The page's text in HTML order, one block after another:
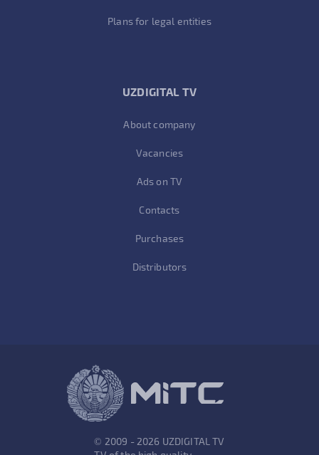
Plans for legal entities
UZDIGITAL TV
About company
Vacancies
Ads on TV
Contacts
Purchases
Distributors
© 2009 - 2026 UZDIGITAL TV